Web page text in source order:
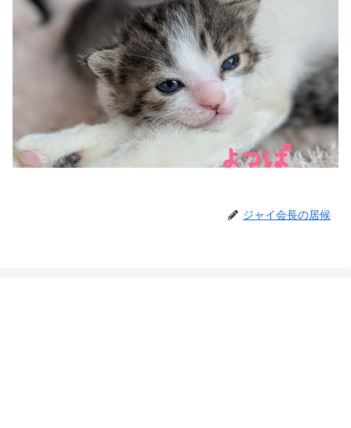
ジャイ会長の居候